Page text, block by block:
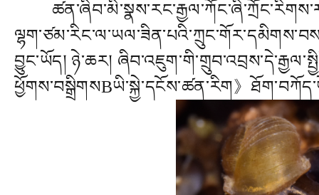
བྱུང་ཡོད། ཉེ་ཆར།
ཕྱོགས་བསྒྲིགསBཡི་སྐྱེ་དངོས་ཚན་རིག》